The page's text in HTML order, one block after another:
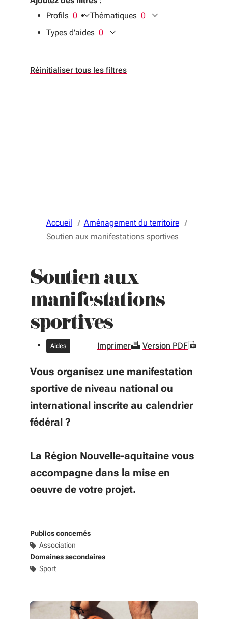
Profils 0
filtres sélectionnés
Thématiques 0
filtres sélectionnés
Types d'aides 0
filtres sélectionnés
Réinitialiser tous les filtres
Accueil
Aménagement du territoire
Soutien aux manifestations sportives
Soutien aux
manifestations
sportives
Aides Imprimer Version PDF
Vous organisez une manifestation
sportive de niveau national ou
international inscrite au calendrier
fédéral ?
La Région Nouvelle-aquitaine vous
accompagne dans la mise en
oeuvre de votre projet.
Publics concernés
Association
Domaines secondaires
Sport